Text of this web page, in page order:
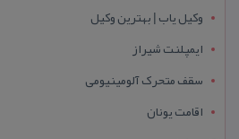
وکیل یاب | بهترین وکیل
ایمپلنت شیراز
سقف متحرک آلومینیومی
اقامت یونان